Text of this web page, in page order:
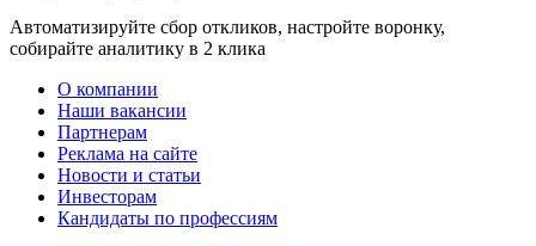
Автоматизируйте сбор откликов, настройте воронку,
собирайте аналитику в 2 клика
О компании
Наши вакансии
Партнерам
Реклама на сайте
Новости и статьи
Инвесторам
Кандидаты по профессиям